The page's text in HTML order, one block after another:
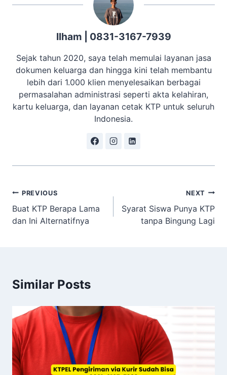
Ilham | 0831-3167-7939
Sejak tahun 2020, saya telah memulai layanan jasa
dokumen keluarga dan hingga kini telah membantu
lebih dari 1.000 klien menyelesaikan berbagai
permasalahan administrasi seperti akta kelahiran,
kartu keluarga, dan layanan cetak KTP untuk seluruh
Indonesia.
Navigasi
pos
PREVIOUS
Buat KTP Berapa Lama
dan Ini Alternatifnya
NEXT
Syarat Siswa Punya KTP
tanpa Bingung Lagi
Similar Posts